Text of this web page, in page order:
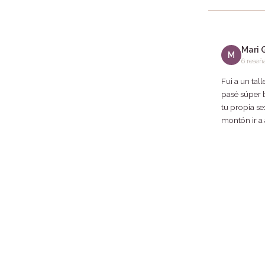
M
Mari
6
Fui a un
pasé súper
tu propia
montón ir a